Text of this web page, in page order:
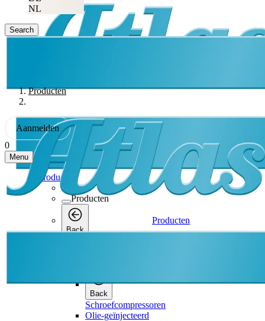
NL
Search
Producten
Aanmelden
0
Menu
Producten
Producten
Back
Producten
Back
Schroefcompressoren
Olie-geïnjecteerd